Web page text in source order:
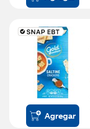
Agregar